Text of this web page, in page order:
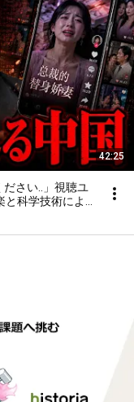
42:25
さい..」視聴ユ
と科学技術によ
が現実になる中